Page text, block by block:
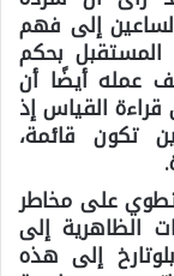
إلى فهم
بحكم
عمله أيضًا أن
قراءة القياس إذ
تكون قائمة،
على مخاطر
الظاهرية إلى
إلى هذه